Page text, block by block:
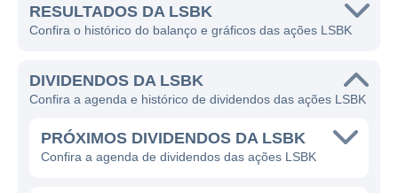
RESULTADOS DA LSBK
Confira o histórico do balanço e gráficos das ações LSBK
DIVIDENDOS DA LSBK
Confira a agenda e histórico de dividendos das ações LSBK
PRÓXIMOS DIVIDENDOS DA LSBK
Confira a agenda de dividendos das ações LSBK